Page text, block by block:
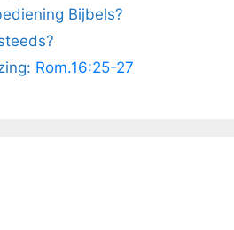
Bijbels?
Rom.16:25-27